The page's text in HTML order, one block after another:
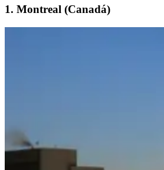
1. Montreal (Canadá)